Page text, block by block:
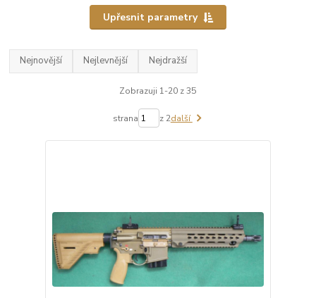
Upřesnit parametry
Nejnovější Nejlevnější Nejdražší
Zobrazuji 1-20 z 35
strana z 2další